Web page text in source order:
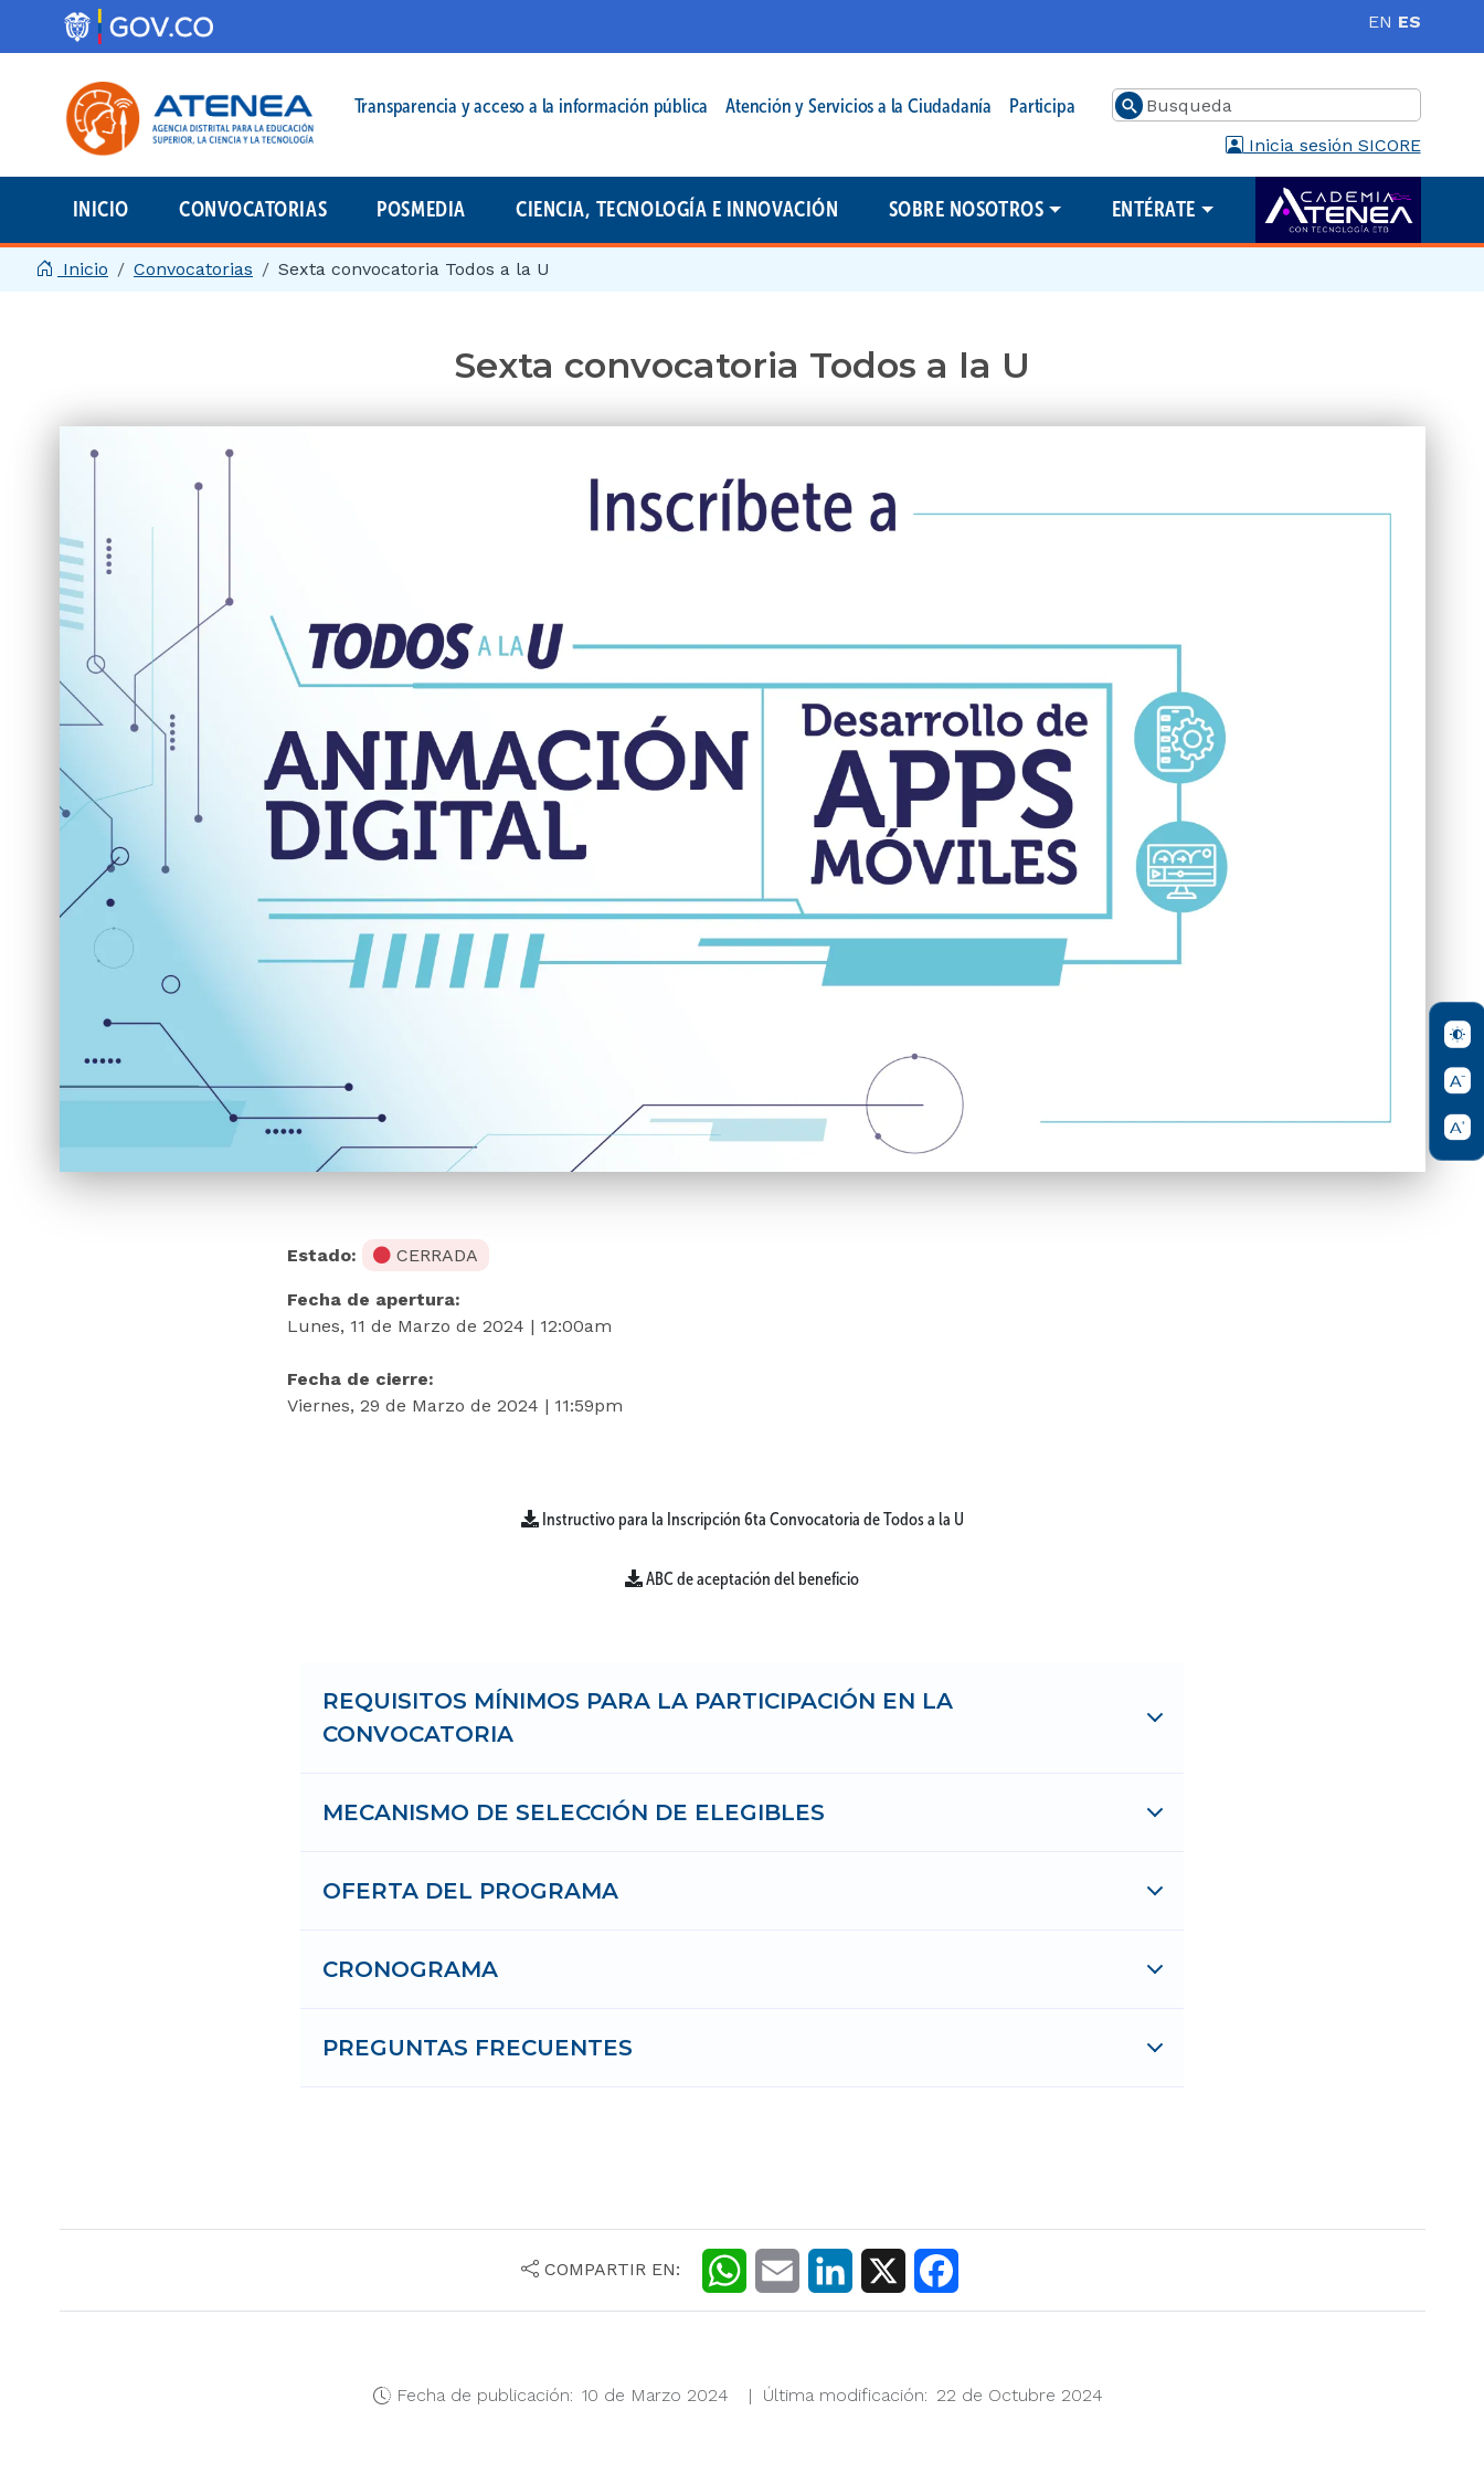
Pasar al contenido principal EN ES
Transparencia y acceso a la información pública Atención y Servicios a la Ciudadanía Participa Buscar
Inicia sesión SICORE
Menú principal | 2025
INICIO CONVOCATORIAS POSMEDIA CIENCIA, TECNOLOGÍA E INNOVACIÓN SOBRE NOSOTROS ENTÉRATE
Inicio Convocatorias Sexta convocatoria Todos a la U
Sexta convocatoria Todos a la U
Estado: CERRADA
Fecha de apertura:
Lunes, 11 de Marzo de 2024 | 12:00am
Fecha de cierre:
Viernes, 29 de Marzo de 2024 | 11:59pm
Instructivo para la Inscripción 6ta Convocatoria de Todos a la U
ABC de aceptación del beneficio
REQUISITOS MÍNIMOS PARA LA PARTICIPACIÓN EN LA
CONVOCATORIA
MECANISMO DE SELECCIÓN DE ELEGIBLES
OFERTA DEL PROGRAMA
CRONOGRAMA
PREGUNTAS FRECUENTES
COMPARTIR EN: W
h
t
m
i
i
k
a
e
Fecha de publicación 10 de Marzo 2024 Última modificación 22 de Octubre 2024